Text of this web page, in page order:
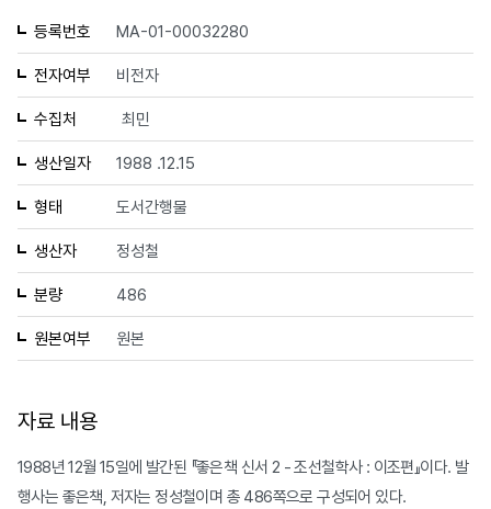
등록번호 MA-01-00032280
전자여부 비전자
수집처 최민
생산일자 1988 .12.15
형태 도서간행물
생산자 정성철
분량 486
원본여부 원본
자료 내용
1988년 12월 15일에 발간된 『좋은책 신서 2 - 조선철학사 : 이조편』이다. 발
행사는 좋은책, 저자는 정성철이며 총 486쪽으로 구성되어 있다.